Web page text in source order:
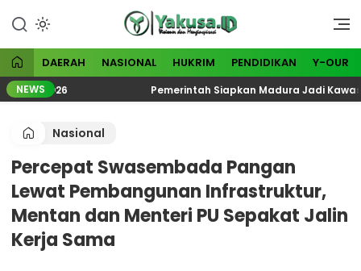
konten
Yakusa
Visioner dan Menginspirasi
DAERAH NASIONAL HUKRIM PENDIDIKAN Y-OUR
NEWS
2026 Pemerintah Siapkan Madura Jadi Kawasan
Nasional
Percepat Swasembada Pangan
Lewat Pembangunan Infrastruktur,
Mentan dan Menteri PU Sepakat Jalin
Kerja Sama